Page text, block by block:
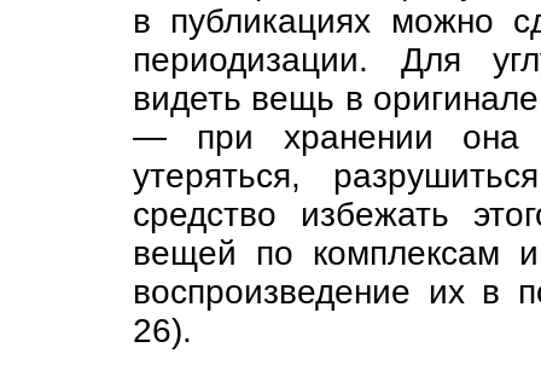
в публикациях можно
периодизации. Для
видеть вещь в
— при хранении она
утеряться,
средство избежать
вещей по комплексам
воспроизведение их в
26).